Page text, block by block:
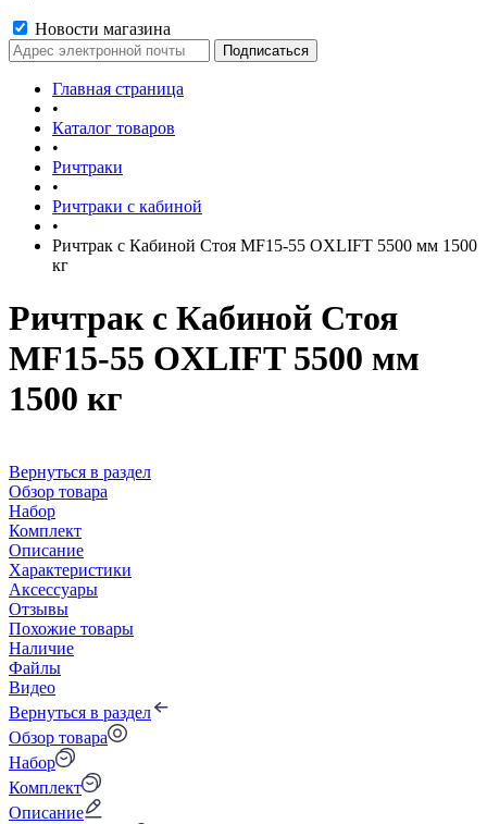
Новости магазина
Главная страница
•
Каталог товаров
•
Ричтраки
•
Ричтраки с кабиной
•
Ричтрак с Кабиной Стоя MF15-55 OXLIFT 5500 мм 1500
кг
Ричтрак с Кабиной Стоя
MF15-55 OXLIFT 5500 мм
1500 кг
Вернуться в раздел
Обзор товара
Набор
Комплект
Описание
Характеристики
Аксессуары
Отзывы
Похожие товары
Наличие
Файлы
Видео
Вернуться в раздел
Обзор товара
Набор
Комплект
Описание